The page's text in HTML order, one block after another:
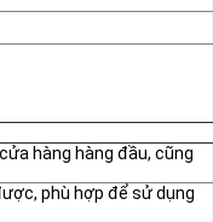
hàng hàng đầu, cũng
phù hợp để sử dụng